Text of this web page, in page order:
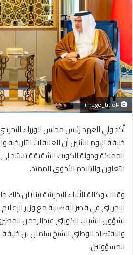
#image_title
أكد ولي العهد رئيس مجلس الوزراء
خليفة اليوم الاثنين أن العلاقات التاريخية
المملكة ودولة الكويت الشقيقة تستند
التعاون والتلاحم الأخوي الممتد.
وقالت وكالة الأنباء البحرينية (بنا) ان
البحريني في قصر القضيبية مع وزير
لشؤون الشباب الكويتي عبدالرحمن
والاقتصاد الوطني الشيخ سلمان بن
المسؤولين.